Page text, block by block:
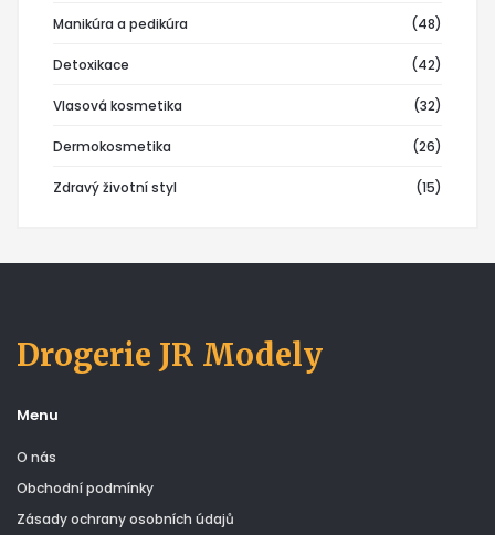
Manikúra a pedikúra (48)
Detoxikace (42)
Vlasová kosmetika (32)
Dermokosmetika (26)
Zdravý životní styl (15)
Drogerie JR Modely
Menu
O nás
Obchodní podmínky
Zásady ochrany osobních údajů